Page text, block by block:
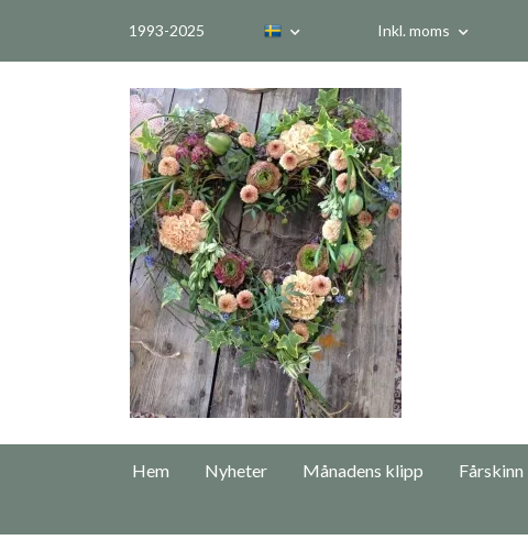
1993-2025 Inkl. moms
Hem Nyheter Månadens klipp Fårskinn